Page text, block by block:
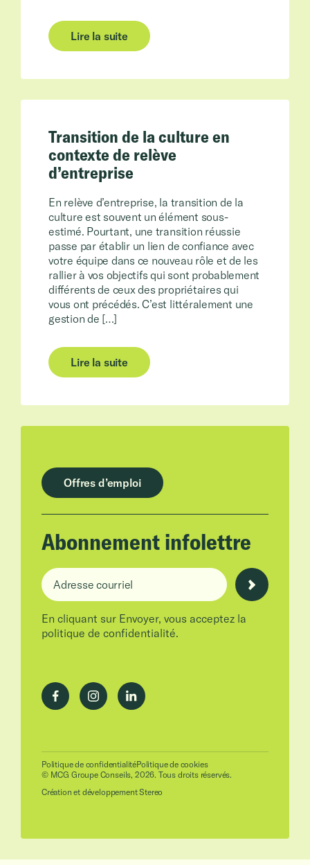
Lire la suite
Transition de la culture en
contexte de relève
d’entreprise
En relève d’entreprise, la transition de la
culture est souvent un élément sous-
estimé. Pourtant, une transition réussie
passe par établir un lien de confiance avec
votre équipe dans ce nouveau rôle et de les
rallier à vos objectifs qui sont probablement
différents de ceux des propriétaires qui
vous ont précédés. C’est littéralement une
gestion de […]
Lire la suite
Offres d’emploi
Abonnement infolettre
Adresse courriel
En cliquant sur Envoyer, vous acceptez la
politique de confidentialité.
Politique de confidentialitéPolitique de cookies
© MCG Groupe Conseils, 2026. Tous droits réservés.
Création et développementStereo